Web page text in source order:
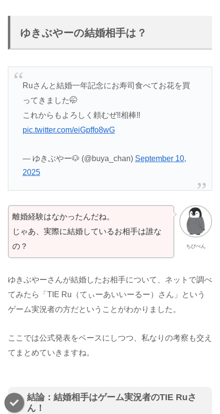
ゆきぶやーの結婚相手は？
Ruさんと結婚一年記念にお寿司食べてお花を買
ってきました🤭
これからもよろしく頼むぜ‼︎相棒‼︎
pic.twitter.com/eiGpffo8wG
— ゆきぶやー🐶 (@buya_chan) September 10,
2025
ちびぺん
離婚経験はなかったんだね。
じゃあ、実際に結婚しているお相手は誰な
の？
ゆきぶやーさんが結婚したお相手について、ネットで調べ
てみたら「TIE Ru（てぃーあいいーるー）さん」という
ゲーム実況者の方だということがわかりました。
ここでは公式発表をベースにしつつ、私なりの考察も交え
てまとめていきますね。
結論：結婚相手はゲーム実況者のTIE Ruさ
ん！